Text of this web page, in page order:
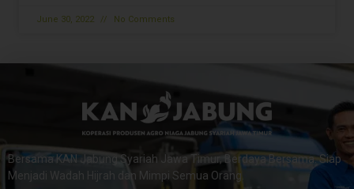
June 30, 2022 No Comments
Bersama KAN Jabung Syariah Jawa Timur, Berdaya Bersama. Siap
Menjadi Wadah Hijrah dan Mimpi Semua Orang.